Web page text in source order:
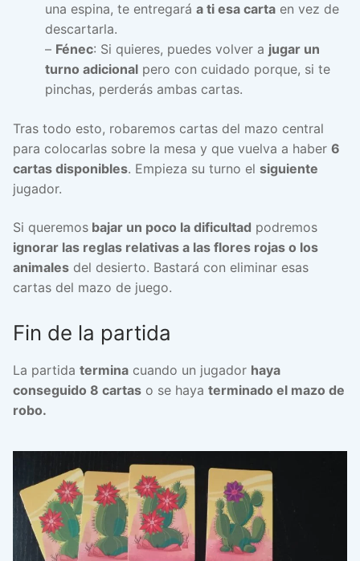
una espina, te entregará a ti esa carta en vez de
descartarla.
– Fénec: Si quieres, puedes volver a jugar un
turno adicional pero con cuidado porque, si te
pinchas, perderás ambas cartas.
Tras todo esto, robaremos cartas del mazo central
para colocarlas sobre la mesa y que vuelva a haber 6
cartas disponibles. Empieza su turno el siguiente
jugador.
Si queremos bajar un poco la dificultad podremos
ignorar las reglas relativas a las flores rojas o los
animales del desierto. Bastará con eliminar esas
cartas del mazo de juego.
Fin de la partida
La partida termina cuando un jugador haya
conseguido 8 cartas o se haya terminado el mazo de
robo.